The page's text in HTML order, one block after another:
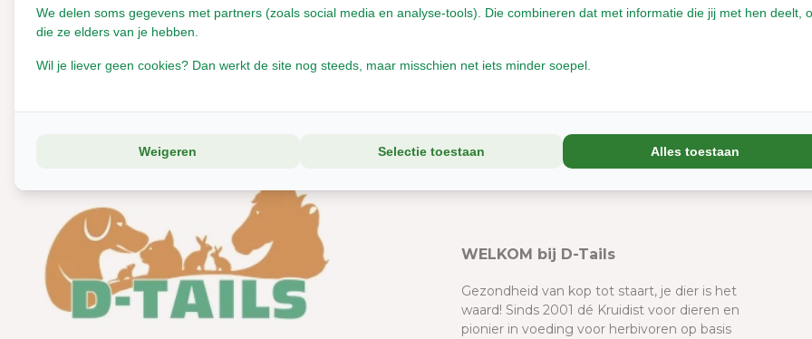
Cavia trap
Drinkflessen
Hooiruiven
Voerbakjes
Waterbakjes
Wilgenbrug
WELKOM bij D-Tails
Gezondheid van kop tot staart, je dier is het
waard! Sinds 2001 dé Kruidist voor dieren en
pionier in voeding voor herbivoren op basis
We delen soms gegevens met partners (zoals social media en analyse-tools). Die combineren dat met informatie die jij met hen deelt,
die ze elders van je hebben.
Wil je liever geen cookies? Dan werkt de site nog steeds, maar misschien net iets minder soepel.
Weigeren Selectie toestaan Alles toestaan